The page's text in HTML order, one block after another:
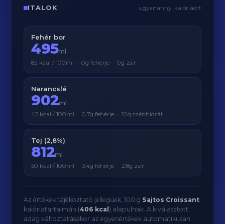
ITALOK ugyanannyi kalóriáért
Fehér bor
495ml
82 kcal / 100ml · 0g fehérje · 0g zsír
Narancslé
902ml
45 kcal / 100ml · 0.7g fehérje · 10g szénhidrát
Tej (2,8%)
812ml
50 kcal / 100ml · 3.4g fehérje · 2.8g zsír
Az értékek tájékoztató jellegűek, 100 g Sajtos Croissant
kalóriatartalmán (406 kcal ) alapulnak. A kiválasztott
adag változtatásakor az egyenértékek automatikusan